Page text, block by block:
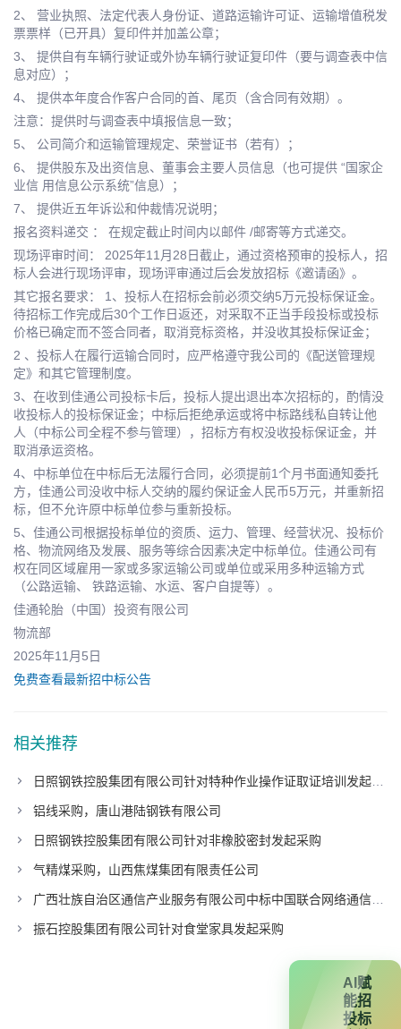
2、 营业执照、法定代表人身份证、道路运输许可证、运输增值税发
票票样（已开具）复印件并加盖公章；
3、 提供自有车辆行驶证或外协车辆行驶证复印件（要与调查表中信
息对应）；
4、 提供本年度合作客户合同的首、尾页（含合同有效期）。
注意：提供时与调查表中填报信息一致；
5、 公司简介和运输管理规定、荣誉证书（若有）；
6、 提供股东及出资信息、董事会主要人员信息（也可提供 “国家企
业信 用信息公示系统”信息）；
7、 提供近五年诉讼和仲裁情况说明；
报名资料递交 ： 在规定截止时间内以邮件 /邮寄等方式递交。
现场评审时间： 2025年11月28日截止，通过资格预审的投标人，招
标人会进行现场评审，现场评审通过后会发放招标《邀请函》。
其它报名要求： 1、投标人在招标会前必须交纳5万元投标保证金。
待招标工作完成后30个工作日返还，对采取不正当手段投标或投标
价格已确定而不签合同者，取消竞标资格，并没收其投标保证金；
2 、投标人在履行运输合同时，应严格遵守我公司的《配送管理规
定》和其它管理制度。
3、在收到佳通公司投标卡后，投标人提出退出本次招标的，酌情没
收投标人的投标保证金；中标后拒绝承运或将中标路线私自转让他
人（中标公司全程不参与管理），招标方有权没收投标保证金，并
取消承运资格。
4、中标单位在中标后无法履行合同，必须提前1个月书面通知委托
方，佳通公司没收中标人交纳的履约保证金人民币5万元，并重新招
标，但不允许原中标单位参与重新投标。
5、佳通公司根据投标单位的资质、运力、管理、经营状况、投标价
格、物流网络及发展、服务等综合因素决定中标单位。佳通公司有
权在同区域雇用一家或多家运输公司或单位或采用多种运输方式
（公路运输、 铁路运输、水运、客户自提等）。
佳通轮胎（中国）投资有限公司
物流部
2025年11月5日
免费查看最新招中标公告
相关推荐
日照钢铁控股集团有限公司针对特种作业操作证取证培训发起采购
铝线采购，唐山港陆钢铁有限公司
日照钢铁控股集团有限公司针对非橡胶密封发起采购
气精煤采购，山西焦煤集团有限责任公司
广西壮族自治区通信产业服务有限公司中标中国联合网络通信有限公司广东省分公司项目
振石控股集团有限公司针对食堂家具发起采购
AI赋
能招
投标